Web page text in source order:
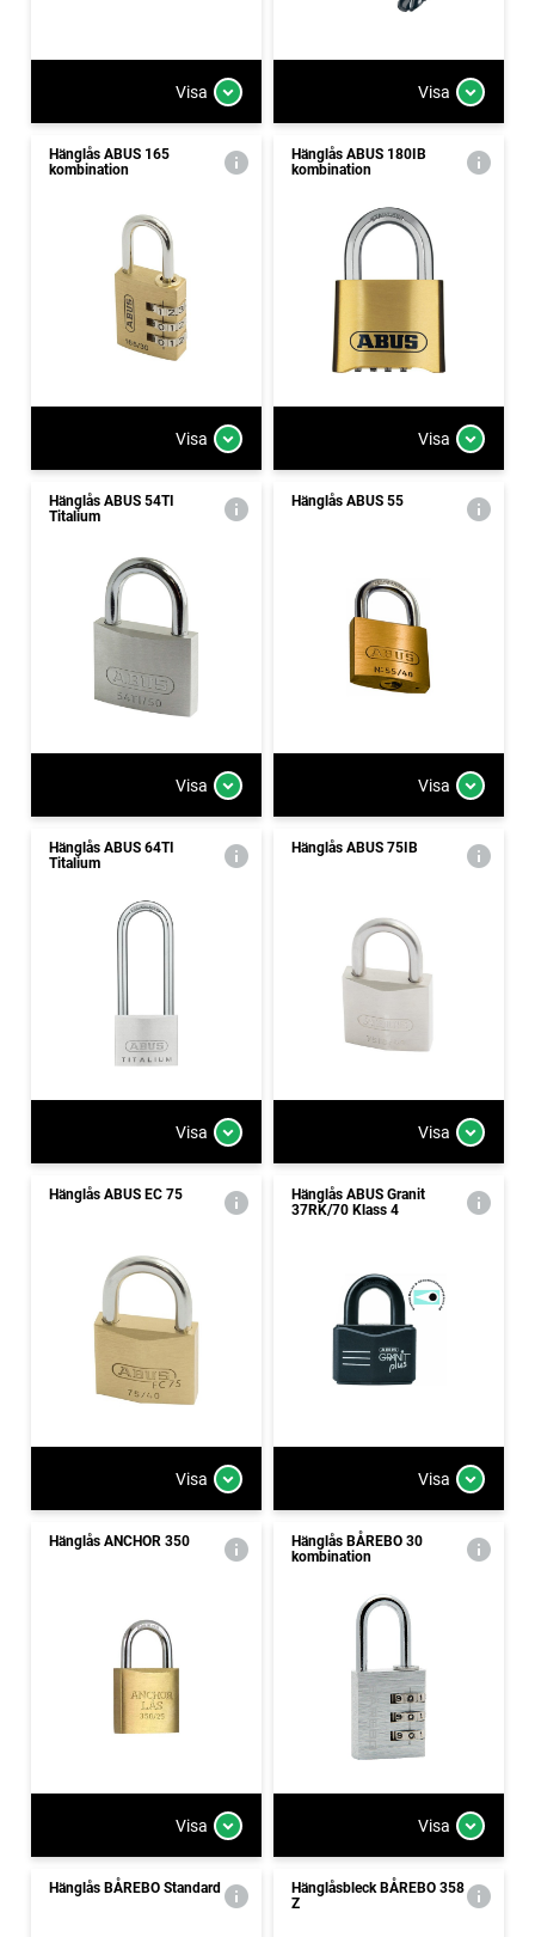
Visa Visa
Hänglås ABUS 165
kombination
Visa
Hänglås ABUS 180IB
kombination
Visa
Hänglås ABUS 54TI
Titalium
Visa
Hänglås ABUS 55
Visa
Hänglås ABUS 64TI
Titalium
Visa
Hänglås ABUS 75IB
Visa
Hänglås ABUS EC 75
Visa
Hänglås ABUS Granit
37RK/70 Klass 4
Visa
Hänglås ANCHOR 350
Visa
Hänglås BÅREBO 30
kombination
Visa
Hänglås BÅREBO Standard
Hänglåsbleck BÅREBO 358
Z